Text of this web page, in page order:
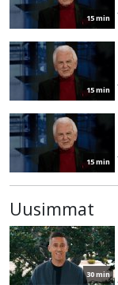
15 min
15 min
15 min
Uusimmat
30 min